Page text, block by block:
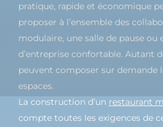
pratique, rapide et économique
proposer à l’ensemble des
modulaire, une salle de pause ou
d’entreprise confortable. Autant
peuvent composer sur demande
espaces.
La construction d’un restaurant
compte toutes les exigences de